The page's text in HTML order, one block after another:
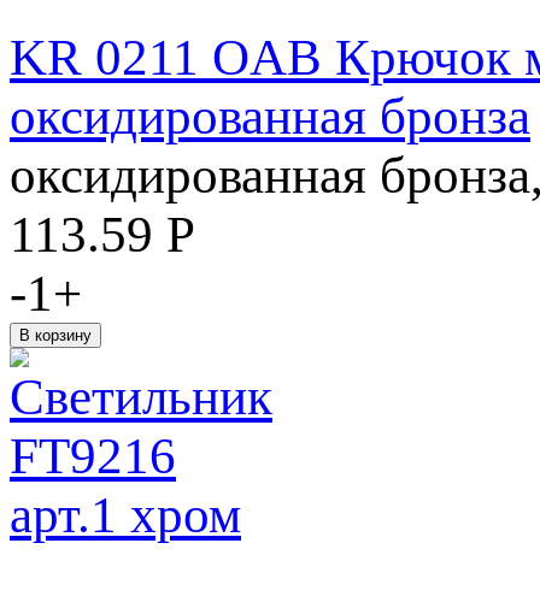
KR 0211 OAB Крючок
оксидированная бронза
оксидированная
113.59 Р
-1+